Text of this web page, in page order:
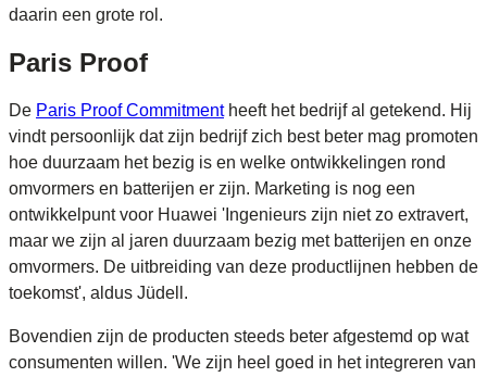
daarin een grote rol.
Paris Proof
De Paris Proof Commitmentheeft het bedrijf al getekend. Hij
vindt persoonlijk dat zijn bedrijf zich best beter mag promoten
hoe duurzaam het bezig is en welke ontwikkelingen rond
omvormers en batterijen er zijn. Marketing is nog een
ontwikkelpunt voor Huawei 'Ingenieurs zijn niet zo extravert,
maar we zijn al jaren duurzaam bezig met batterijen en onze
omvormers. De uitbreiding van deze productlijnen hebben de
toekomst', aldus Jüdell.
Bovendien zijn de producten steeds beter afgestemd op wat
consumenten willen. 'We zijn heel goed in het integreren van